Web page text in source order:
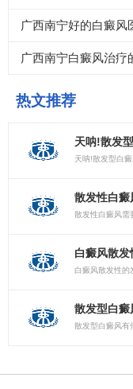
广西南宁好的白癜风
广西南宁白癜风治疗
热文推荐
天呐!散发
天呐!散发型白
散发性白癜
散发性白癜风需
白癜风散
白癜风散发性的
散发型白癜
散发型白癜风有